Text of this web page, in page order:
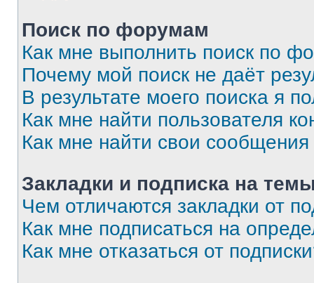
Поиск по форумам
Как мне выполнить поиск по
Почему мой поиск не даёт
В результате моего поиска я
Как мне найти пользователя
Как мне найти свои
Закладки и подписка на
Чем отличаются закладки от
Как мне подписаться на
Как мне отказаться от